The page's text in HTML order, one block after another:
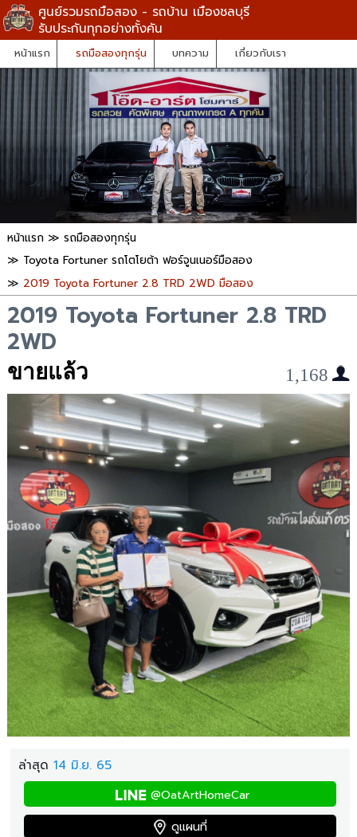
ศูนย์รวมรถมือสอง - รถบ้าน เมืองชลบุรี
รับประกันทุกอย่างทั้งคัน
หน้าแรก รถมือสองทุกรุ่น บทความ เกี่ยวกับเรา
หน้าแรก ≫ รถมือสองทุกรุ่น
≫ Toyota Fortuner รถโตโยต้า ฟอร์จูนเนอร์มือสอง
≫ 2019 Toyota Fortuner 2.8 TRD 2WD มือสอง
2019 Toyota Fortuner 2.8 TRD
2WD
ขายแล้ว 1,168
ล่าสุด 14 มิ.ย. 65
@OatArtHomeCar
ดูแผนที่